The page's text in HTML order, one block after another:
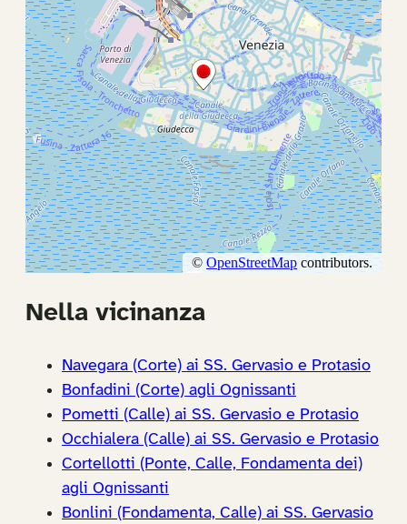
Nella vicinanza
Navegara (Corte) ai SS. Gervasio e Protasio
Bonfadini (Corte) agli Ognissanti
Pometti (Calle) ai SS. Gervasio e Protasio
Occhialera (Calle) ai SS. Gervasio e Protasio
Cortellotti (Ponte, Calle, Fondamenta dei)
agli Ognissanti
Bonlini (Fondamenta, Calle) ai SS. Gervasio